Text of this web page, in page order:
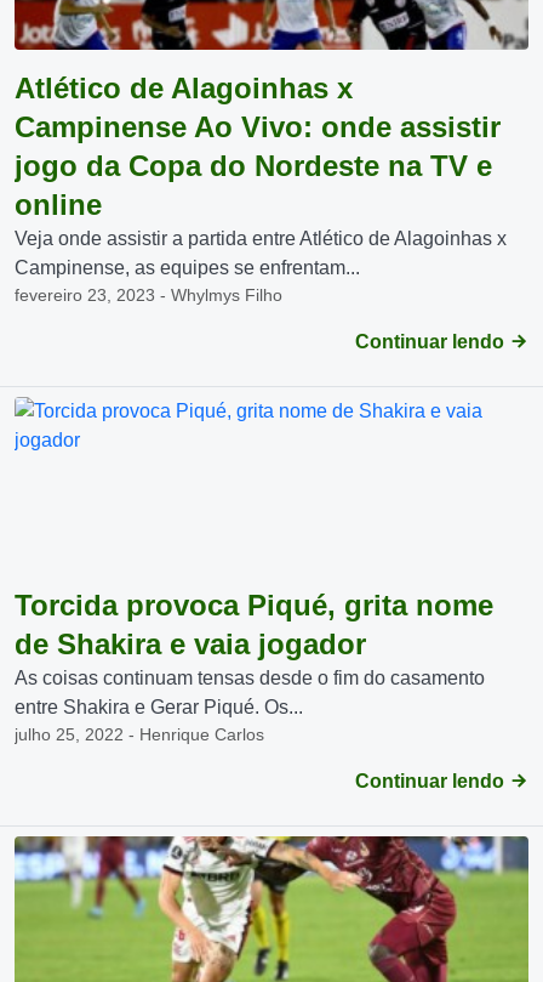
Atlético de Alagoinhas x
Campinense Ao Vivo: onde assistir
jogo da Copa do Nordeste na TV e
online
Veja onde assistir a partida entre Atlético de Alagoinhas x
Campinense, as equipes se enfrentam...
fevereiro 23, 2023 - Whylmys Filho
Continuar lendo
Torcida provoca Piqué, grita nome
de Shakira e vaia jogador
As coisas continuam tensas desde o fim do casamento
entre Shakira e Gerar Piqué. Os...
julho 25, 2022 - Henrique Carlos
Continuar lendo